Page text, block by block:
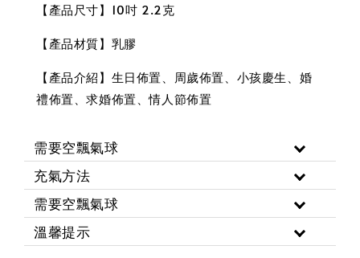
【產品尺寸】10吋 2.2克
【產品材質】乳膠
【產品介紹】生日佈置、周歲佈置、小孩慶生、婚
禮佈置、求婚佈置、情人節佈置
需要空飄氣球
充氣方法
需要空飄氣球
溫馨提示